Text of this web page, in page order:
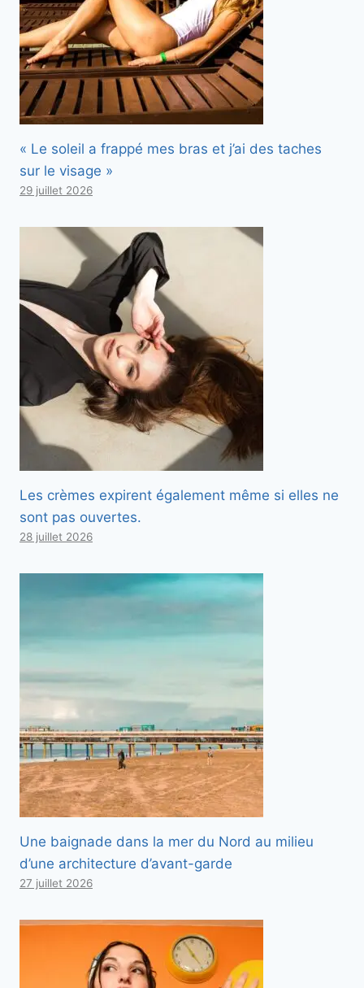
« Le soleil a frappé mes bras et j’ai des taches
sur le visage »
29 juillet 2026
Les crèmes expirent également même si elles ne
sont pas ouvertes.
28 juillet 2026
Une baignade dans la mer du Nord au milieu
d’une architecture d’avant-garde
27 juillet 2026